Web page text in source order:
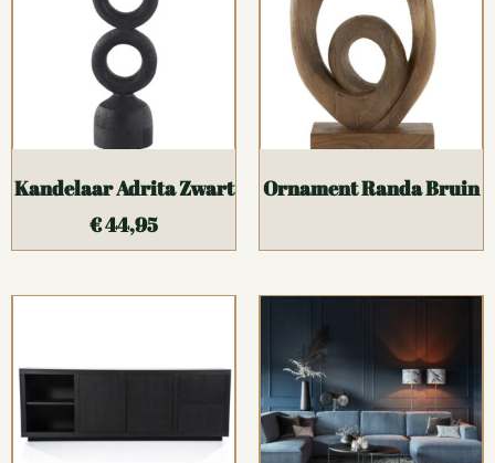
Kandelaar Adrita Zwart
€44,95
Ornament Randa Bruin